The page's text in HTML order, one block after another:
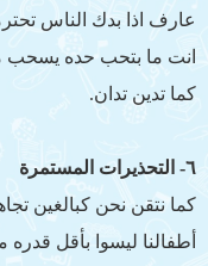
عارف اذا بدك الناس
انت ما بتحب حده يسحب
كما تدين تدان.
٦- التحذيرات المستمرة
كما نتقن نحن كبالغين
أطفالنا ليسوا بأقل قدره